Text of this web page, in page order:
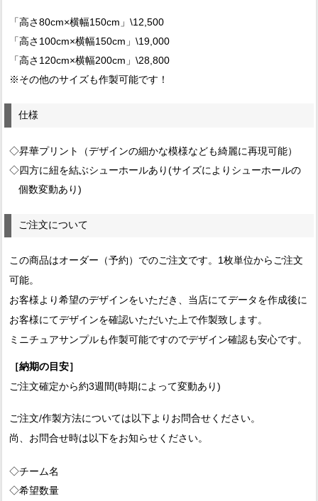
「高さ80cm×横幅150cm」\12,500
「高さ100cm×横幅150cm」\19,000
「高さ120cm×横幅200cm」\28,800
※その他のサイズも作製可能です！
仕様
◇昇華プリント（デザインの細かな模様なども綺麗に再現可能）
◇四方に紐を結ぶシューホールあり(サイズによりシューホールの
個数変動あり)
ご注文について
この商品はオーダー（予約）でのご注文です。1枚単位からご注文
可能。
お客様より希望のデザインをいただき、当店にてデータを作成後に
お客様にてデザインを確認いただいた上で作製致します。
ミニチュアサンプルも作製可能ですのでデザイン確認も安心です。
［納期の目安］
ご注文確定から約3週間(時期によって変動あり)
ご注文/作製方法については以下よりお問合せください。
尚、お問合せ時は以下をお知らせください。
◇チーム名
◇希望数量